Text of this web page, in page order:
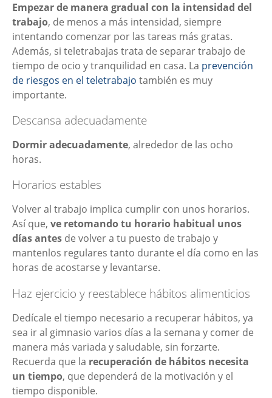
Empezar de manera gradual con la intensidad del
trabajo, de menos a más intensidad, siempre
intentando comenzar por las tareas más gratas.
Además, si teletrabajas trata de separar trabajo de
tiempo de ocio y tranquilidad en casa. La prevención
de riesgos en el teletrabajo también es muy
importante.
Descansa adecuadamente
Dormir adecuadamente, alrededor de las ocho
horas.
Horarios estables
Volver al trabajo implica cumplir con unos horarios.
Así que, ve retomando tu horario habitual unos
días antes de volver a tu puesto de trabajo y
mantenlos regulares tanto durante el día como en las
horas de acostarse y levantarse.
Haz ejercicio y reestablece hábitos alimenticios
Dedícale el tiempo necesario a recuperar hábitos, ya
sea ir al gimnasio varios días a la semana y comer de
manera más variada y saludable, sin forzarte.
Recuerda que la recuperación de hábitos necesita
un tiempo, que dependerá de la motivación y el
tiempo disponible.